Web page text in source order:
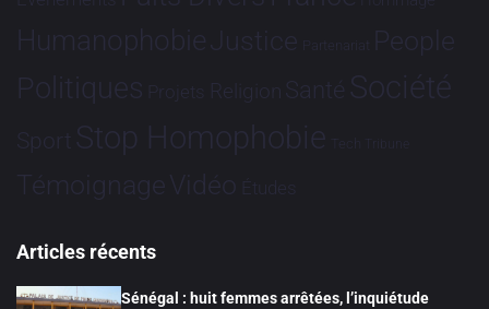
HumanophobieJustice Partenariat People
Politiques Projets Religion Santé Société
Sport Stop Homophobie Tech Tribune
TémoignageVidéo Études
Articles récents
Sénégal : huit femmes arrêtées, l’inquiétude